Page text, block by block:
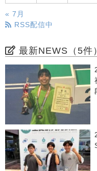
« 7月
RSS配信中
最新NEWS（5件）